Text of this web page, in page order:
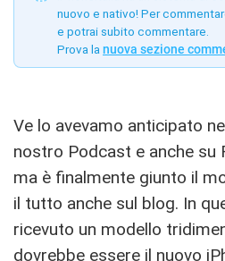
nuovo e nativo! Per
e potrai subito commentare.
Prova la nuova sezione
Ve lo avevamo anticipato
nostro Podcast e anche su
ma è finalmente giunto il
il tutto anche sul blog. In
ricevuto un modello
dovrebbe essere il nuovo